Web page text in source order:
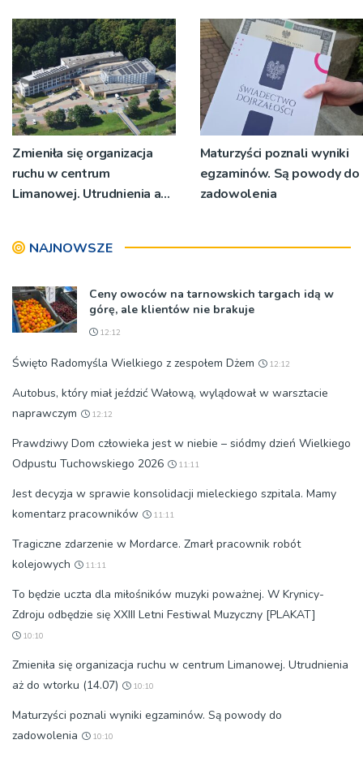
Letni Festiwal Muzyczny
[PLAKAT]
Zmieniła się organizacja
ruchu w centrum
Limanowej. Utrudnienia aż
Maturzyści poznali wyniki
egzaminów. Są powody do
zadowolenia
NAJNOWSZE
Ceny owoców na tarnowskich targach idą w
górę, ale klientów nie brakuje
12:12
Święto Radomyśla Wielkiego z zespołem Dżem 12:12
Autobus, który miał jeździć Wałową, wylądował w warsztacie
naprawczym
12:12
Prawdziwy Dom człowieka jest w niebie – siódmy dzień Wielkiego
Odpustu Tuchowskiego 2026
11:11
Jest decyzja w sprawie konsolidacji mieleckiego szpitala. Mamy
komentarz pracowników
11:11
Tragiczne zdarzenie w Mordarce. Zmarł pracownik robót
kolejowych
11:11
To będzie uczta dla miłośników muzyki poważnej. W Krynicy-
Zdroju odbędzie się XXIII Letni Festiwal Muzyczny [PLAKAT]
10:10
Zmieniła się organizacja ruchu w centrum Limanowej. Utrudnienia
aż do wtorku (14.07)
10:10
Maturzyści poznali wyniki egzaminów. Są powody do
zadowolenia
10:10